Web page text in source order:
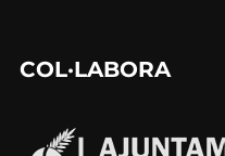
COL·LABORA